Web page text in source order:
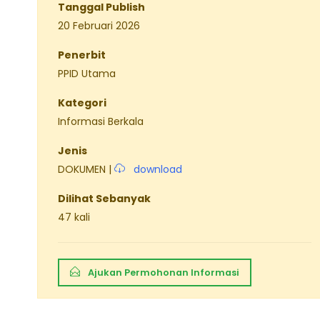
Tanggal Publish
20 Februari 2026
Penerbit
PPID Utama
Kategori
Informasi Berkala
Jenis
DOKUMEN |
download
Dilihat Sebanyak
47 kali
Ajukan Permohonan Informasi